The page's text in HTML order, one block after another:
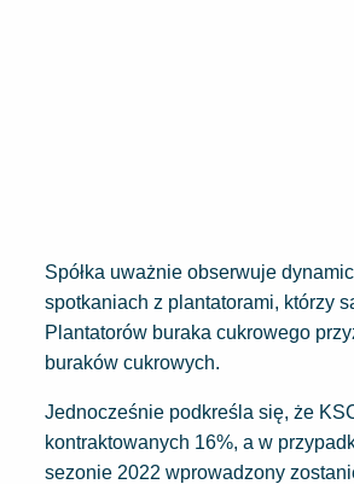
Spółka uważnie obserwuje
spotkaniach z plantatorami, którzy
Plantatorów buraka cukrowego
buraków cukrowych.
Jednocześnie podkreśla się, że
kontraktowanych 16%, a w
sezonie 2022 wprowadzony